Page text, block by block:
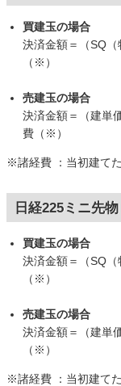
買建玉の場合
決済金額＝（SQ
（※）
売建玉の場合
決済金額＝（建単
費（※）
※諸経費 ：当初建て
日経225ミニ先物
買建玉の場合
決済金額＝（SQ
（※）
売建玉の場合
決済金額＝（建単
（※）
※諸経費 ：当初建て